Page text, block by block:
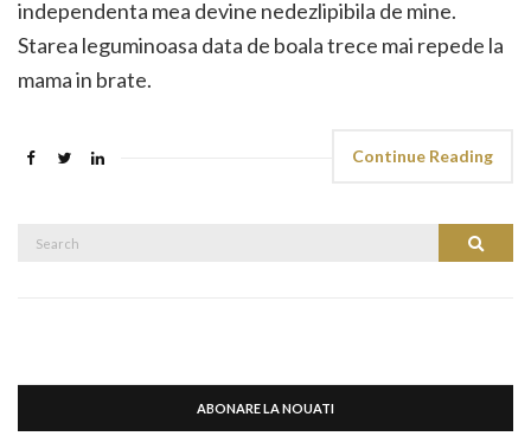
independenta mea devine nedezlipibila de mine.
Starea leguminoasa data de boala trece mai repede la
mama in brate.
Continue Reading
Search
ABONARE LA NOUATI